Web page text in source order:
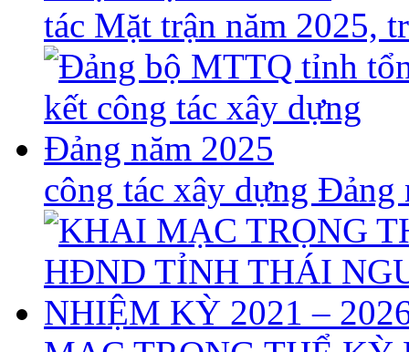
tác Mặt trận năm 2025,
công tác xây dựng Đảng